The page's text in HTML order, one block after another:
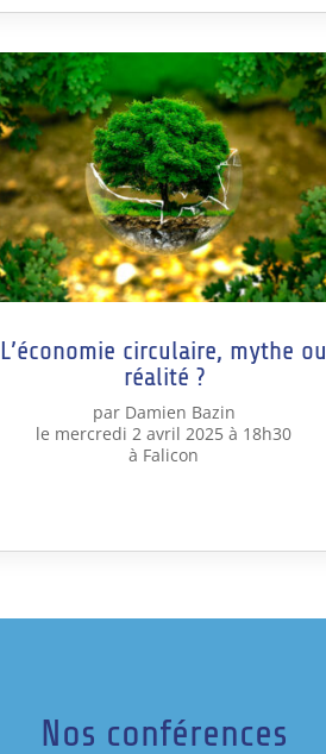
L’économie circulaire, mythe ou
réalité ?
par Damien Bazin
le mercredi 2 avril 2025 à 18h30
à Falicon
Nos conférences